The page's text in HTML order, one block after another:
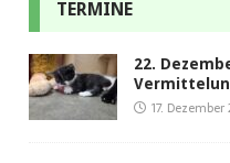
TERMINE
22.
17.